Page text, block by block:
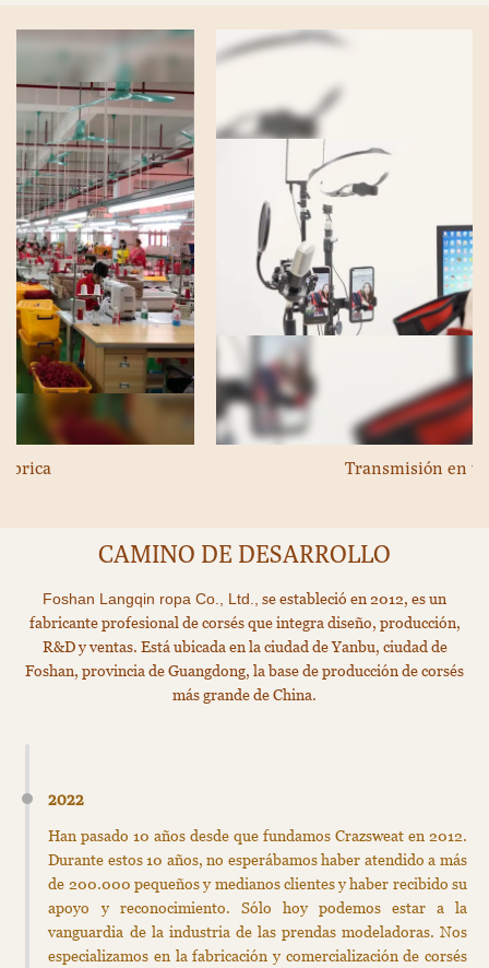
Transmisión en vivo
CAMINO DE DESARROLLO
Foshan Langqin ropa Co., Ltd., se estableció en 2012, es un
fabricante profesional de corsés que integra diseño, producción,
R&D y ventas. Está ubicada en la ciudad de Yanbu, ciudad de
Foshan, provincia de Guangdong, la base de producción de corsés
más grande de China.
2022
Han pasado 10 años desde que fundamos Crazsweat en 2012.
Durante estos 10 años, no esperábamos haber atendido a más
de 200.000 pequeños y medianos clientes y haber recibido su
apoyo y reconocimiento. Sólo hoy podemos estar a la
vanguardia de la industria de las prendas modeladoras. Nos
especializamos en la fabricación y comercialización de corsés